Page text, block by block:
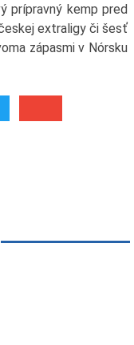
prípravný kemp pred
extraligy či šesť
zápasmi v Nórsku